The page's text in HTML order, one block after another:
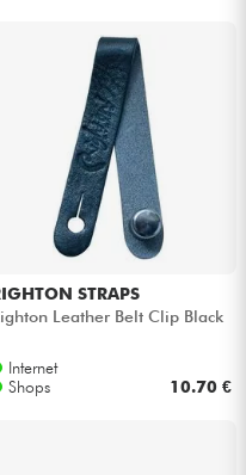
STRAPS
Leather Belt Clip Black
Internet
Shops
10.70 €